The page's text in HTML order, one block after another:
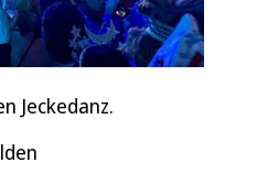
Jeckedanz.